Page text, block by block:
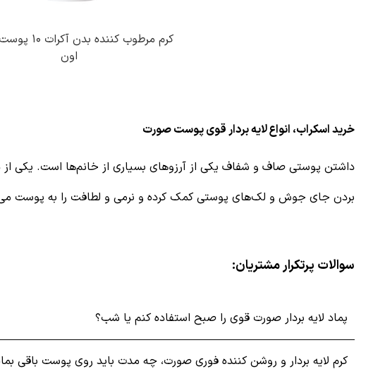
کرم مرطوب
اون
خرید اسکراب، انواع لایه ‌بردار قوی پوست صورت
داشتن پوستی صاف و شفاف یکی از آرزوهای بسیاری از خانم‌ها است. یکی
بردن جای جوش و لک‌های پوستی کمک کرده و نرمی و لطافت را به پوست
یکی از مراحل مهم در روتین مراقبت از پوست، لایه برداری می‌باشد که به
سوالات پرتکرار مشتریان:
پماد لایه بردار صورت قوی را صبح استفاده کنم یا شب؟
کرم لایه بردار و روشن کننده فوری صورت، چه مدت باید روی پوست باقی